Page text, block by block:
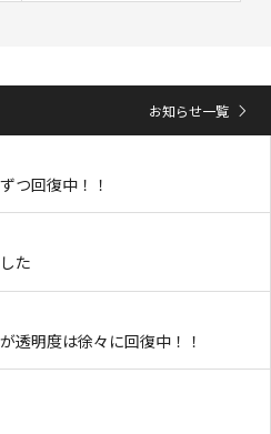
お知らせ一覧
つ回復中！！
た
透明度は徐々に回復中！！